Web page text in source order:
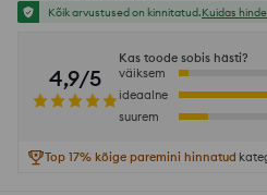
Kõik arvustused on kinnitatud.Kuidas
4,9/5
Kas toode sobis hästi?
väiksem
ideaalne
suurem
Top 17% kõige paremini hinnatud